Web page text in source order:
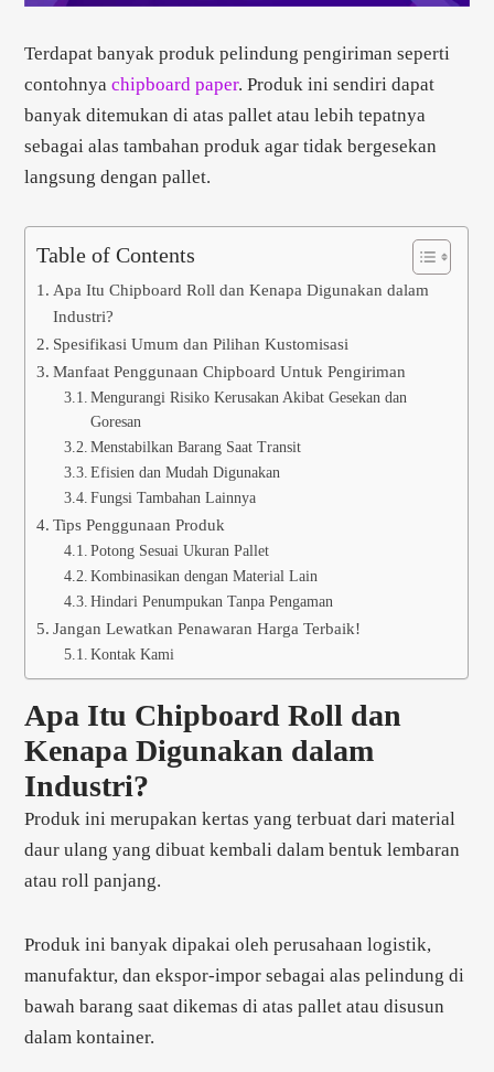
Terdapat banyak produk pelindung pengiriman seperti
contohnyachipboard paper. Produk ini sendiri dapat
banyak ditemukan di atas pallet atau lebih tepatnya
sebagai alas tambahan produk agar tidak bergesekan
langsung dengan pallet.
Table of Contents
Apa Itu Chipboard Roll dan Kenapa Digunakan dalam
Industri?
Spesifikasi Umum dan Pilihan Kustomisasi
Manfaat Penggunaan Chipboard Untuk Pengiriman
Mengurangi Risiko Kerusakan Akibat Gesekan dan
Goresan
Menstabilkan Barang Saat Transit
Efisien dan Mudah Digunakan
Fungsi Tambahan Lainnya
Tips Penggunaan Produk
Potong Sesuai Ukuran Pallet
Kombinasikan dengan Material Lain
Hindari Penumpukan Tanpa Pengaman
Jangan Lewatkan Penawaran Harga Terbaik!
Kontak Kami
Apa Itu Chipboard Roll dan
Kenapa Digunakan dalam
Industri?
Produk ini merupakan kertas yang terbuat dari material
daur ulang yang dibuat kembali dalam bentuk lembaran
atau roll panjang.
Produk ini banyak dipakai oleh perusahaan logistik,
manufaktur, dan ekspor-impor sebagai alas pelindung di
bawah barang saat dikemas di atas pallet atau disusun
dalam kontainer.